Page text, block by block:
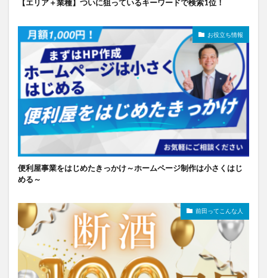
【エリア＋業種】ついに狙っているキーワードで検索1位！
お役立ち情報
便利屋事業をはじめたきっかけ～ホームページ制作は小さくはじ
める～
前田ってこんな人